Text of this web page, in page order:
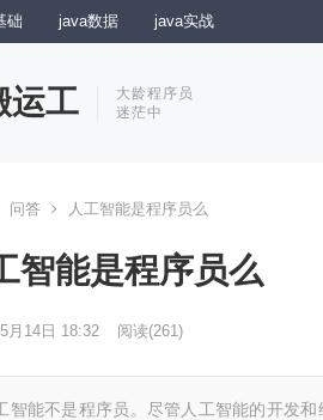
础 java数据 java实战
运工
大龄程序员
迷茫中
问答 人工智能是程序员么
智能是程序员么
月14日 18:32 阅读(261)
智能不是程序员。尽管人工智能的开发